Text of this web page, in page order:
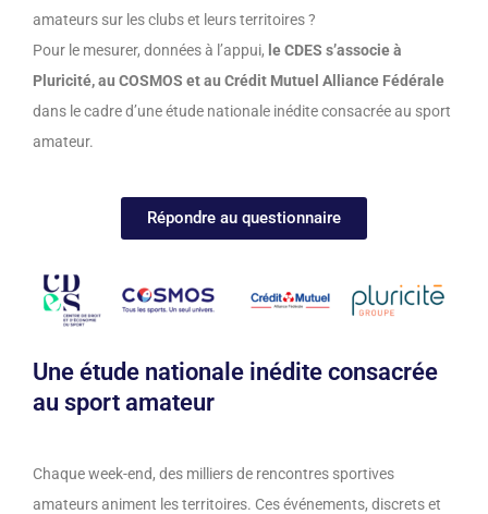
amateurs sur les clubs et leurs territoires ?
Pour le mesurer, données à l’appui, le CDES s’associe à
Pluricité, au COSMOS et au Crédit Mutuel Alliance Fédérale
dans le cadre d’une étude nationale inédite consacrée au sport
amateur.
Répondre au questionnaire
Une étude nationale inédite consacrée
au sport amateur
Chaque week-end, des milliers de rencontres sportives
amateurs animent les territoires. Ces événements, discrets et